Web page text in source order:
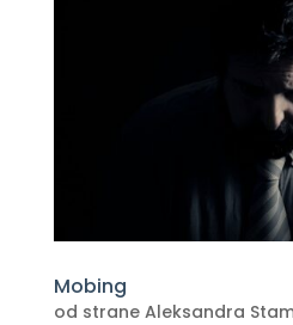
Mobing
od strane Aleksandra